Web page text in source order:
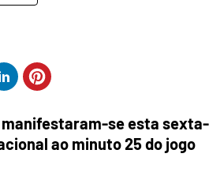
manifestaram-se esta sexta-
ao minuto 25 do jogo